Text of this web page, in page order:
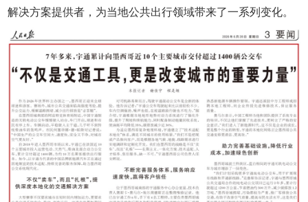
解决方案提供者，为当地公共出行领域带来了一系列变化。